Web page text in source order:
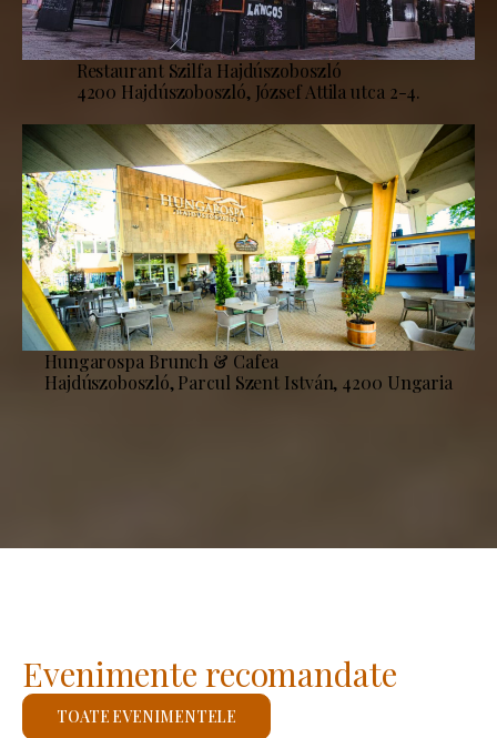
Restaurant Szilfa Hajdúszoboszló
4200 Hajdúszoboszló, József Attila utca 2-4.
Hungarospa Brunch & Cafea
Hajdúszoboszló, Parcul Szent István, 4200 Ungaria
Evenimente recomandate
TOATE EVENIMENTELE